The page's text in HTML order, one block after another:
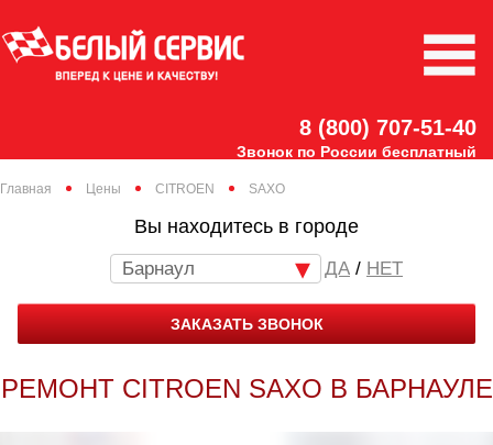
8 (800) 707-51-40
Звонок по России бесплатный
Главная Цены CITROEN SAXO
Вы находитесь в городе
Барнаул / НЕТ
ЗАКАЗАТЬ ЗВОНОК
РЕМОНТ CITROEN SAXO В БАРНАУЛЕ